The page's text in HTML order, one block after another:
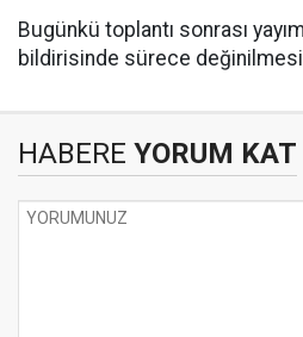
Bugünkü toplantı sonrası
bildirisinde sürece
HABERE YORUM KAT